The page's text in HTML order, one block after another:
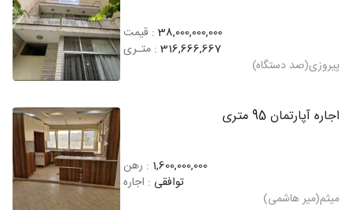
38,000,000,000 : قیمت
316,666,667 : متـری
پیروزی(صد دستگاه)
اجاره آپارتمان 95 متری
1,600,000,000 : رهن
توافقی : اجاره
میثم(میر هاشمی)